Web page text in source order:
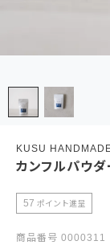
KUSU
カンフルパウダ
57 ポイント進呈
商品番号 0000311